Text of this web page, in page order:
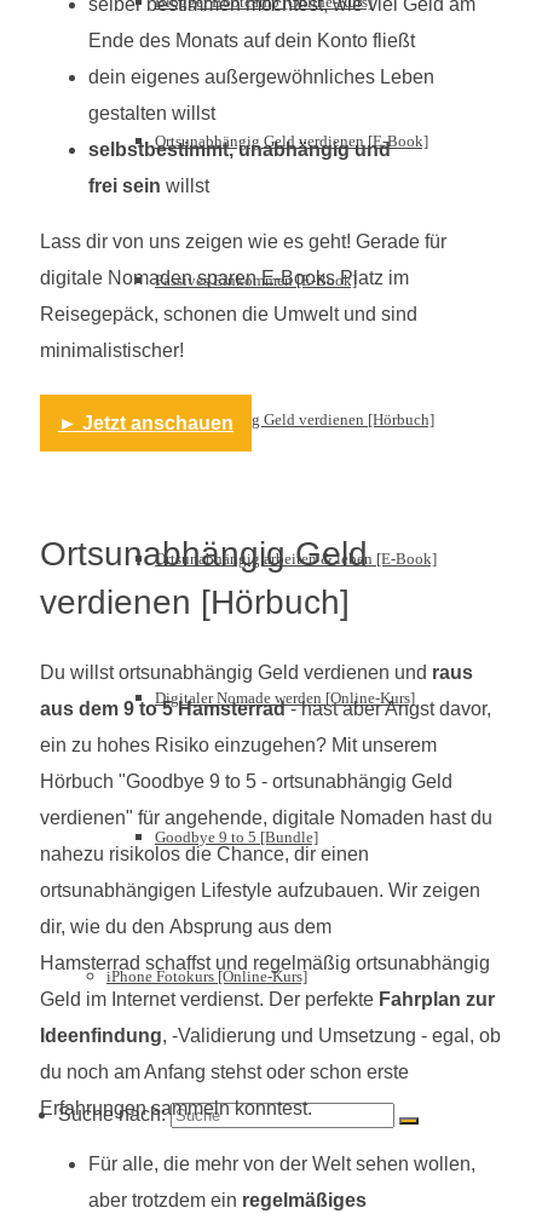
Ortsunabhängig Geld verdienen [E-Book]
Passives Einkommen [E-Book]
Ortsunabhängig Geld verdienen [Hörbuch]
Ortsunabhängig arbeiten & leben [E-Book]
Digitaler Nomade werden [Online-Kurs]
Goodbye 9 to 5 [Bundle]
iPhone Fotokurs [Online-Kurs]
Suche nach:
Ende des Monats auf dein Konto fließt
dein eigenes außergewöhnliches Leben
gestalten willst
selbstbestimmt, unabhängig und
frei sein willst
Lass dir von uns zeigen wie es geht! Gerade für
digitale Nomaden sparen E-Books Platz im
Reisegepäck, schonen die Umwelt und sind
minimalistischer!
► Jetzt anschauen
Ortsunabhängig Geld
verdienen [Hörbuch]
Du willst ortsunabhängig Geld verdienen und raus
aus dem 9 to 5 Hamsterrad- hast aber Angst davor,
ein zu hohes Risiko einzugehen? Mit unserem
Hörbuch "Goodbye 9 to 5 - ortsunabhängig Geld
verdienen" für angehende, digitale Nomaden hast du
nahezu risikolos die Chance, dir einen
ortsunabhängigen Lifestyle aufzubauen. Wir zeigen
dir, wie du den Absprung aus dem
Hamsterrad schaffst und regelmäßig ortsunabhängig
Geld im Internet verdienst. Der perfekte Fahrplan zur
Ideenfindung, -Validierung und Umsetzung - egal, ob
du noch am Anfang stehst oder schon erste
Erfahrungen sammeln konntest.
Für alle, die mehr von der Welt sehen wollen,
aber trotzdem ein regelmäßiges